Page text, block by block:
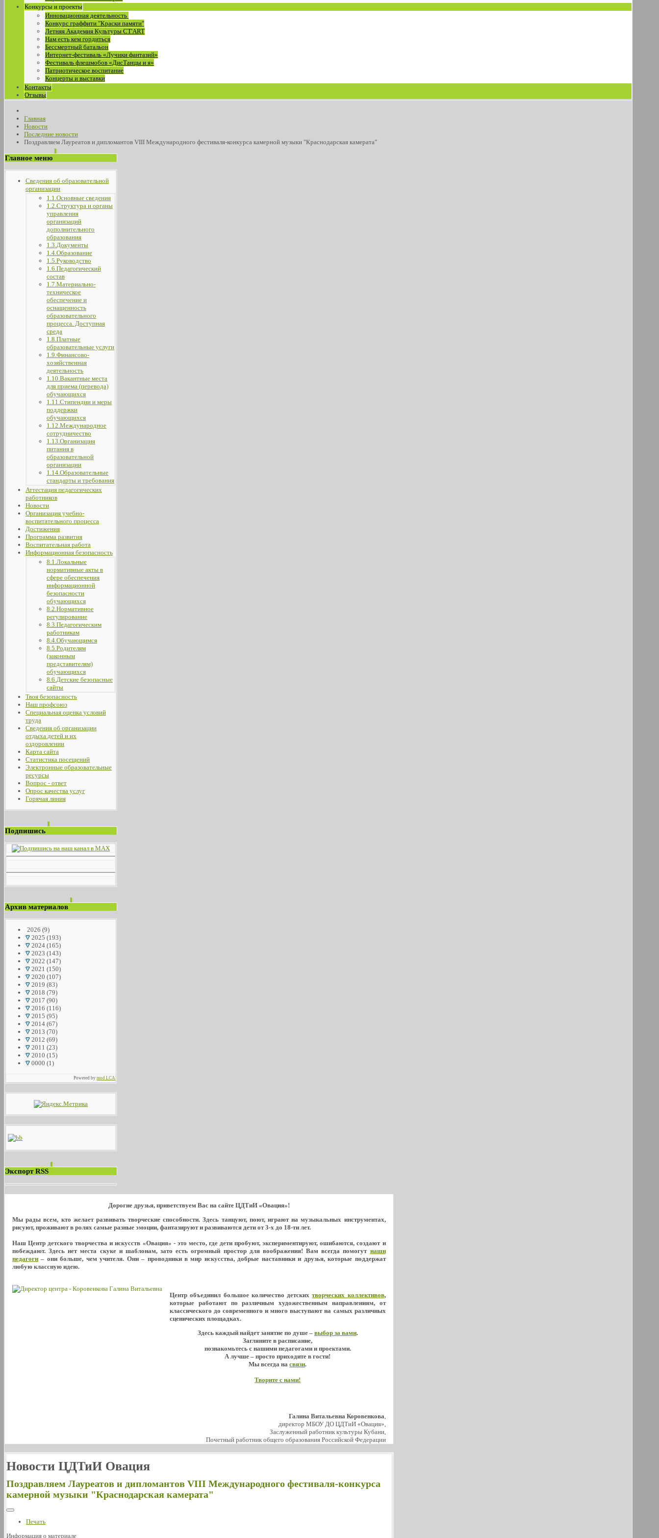
Конкурсы и проекты
Инновационная деятельность
Конкурс граффити "Краски памяти"
Летняя Академия Культуры СТ'ART
Нам есть кем гордиться
Бессмертный батальон
Интернет-фестиваль «Лучики фантазий»
Фестиваль флешмобов «ДисТанцы и я»
Патриотическое воспитание
Концерты и выставки
Контакты
Отзывы
Главная
Новости
Последние новости
Поздравляем Лауреатов и дипломантов VIII Международного фестиваля-конкурса камерной музыки "Краснодарская камерата"
Главное меню
Сведения об образовательной
организации
1.1.Основные сведения
1.2.Структура и органы
управления
организаций
дополнительного
образования
1.3.Документы
1.4.Образование
1.5.Руководство
1.6.Педагогический
состав
1.7.Материально-
техническое
обеспечение и
оснащенность
образовательного
процесса. Доступная
среда
1.8.Платные
образовательные услуги
1.9.Финансово-
хозяйственная
деятельность
1.10.Вакантные места
для приема (перевода)
обучающихся
1.11.Стипендии и меры
поддержки
обучающихся
1.12.Международное
сотрудничество
1.13.Организация
питания в
образовательной
организации
1.14.Образовательные
стандарты и требования
Аттестация педагогических
работников
Новости
Организация учебно-
воспитательного процесса
Достижения
Программа развития
Воспитательная работа
Информационная безопасность
8.1.Локальные
нормативные акты в
сфере обеспечения
информационной
безопасности
обучающихся
8.2.Нормативное
регулирование
8.3.Педагогическим
работникам
8.4.Обучающимся
8.5.Родителям
(законным
представителям)
обучающихся
8.6.Детские безопасные
сайты
Твоя безопасность
Наш профсоюз
Специальная оценка условий
труда
Сведения об организации
отдыха детей и их
оздоровлении
Карта сайта
Статистика посещений
Электронные образовательные
ресурсы
Вопрос - ответ
Опрос качества услуг
Горячая линия
Подпишись
Архив материалов
2026 (9)
2025 (193)
2024 (165)
2023 (143)
2022 (147)
2021 (150)
2020 (107)
2019 (83)
2018 (79)
2017 (90)
2016 (116)
2015 (95)
2014 (67)
2013 (70)
2012 (69)
2011 (23)
2010 (15)
0000 (1)
Powered bymod LCA
Экспорт RSS
Дорогие друзья, приветствуем Вас на сайте ЦДТиИ «Овация»!
Мы рады всем, кто желает развивать творческие способности. Здесь танцуют, поют, играют на музыкальных инструментах,
рисуют, проживают в ролях самые разные эмоции, фантазируют и развиваются дети от 3-х до 18-ти лет.
Наш Центр детского творчества и искусств «Овация» - это место, где дети пробуют, экспериментируют, ошибаются, создают и
побеждают. Здесь нет места скуке и шаблонам, зато есть огромный простор для воображения! Вам всегда помогут наши
педагоги – они больше, чем учителя. Они – проводники в мир искусства, добрые наставники и друзья, которые поддержат
любую классную идею.
Центр объединил большое количество детскихтворческих коллективов,
которые работают по различным художественным направлениям, от
классического до современного и много выступают на самых различных
сценических площадках.
Здесь каждый найдет занятие по душе – выбор за вами.
Загляните в расписание,
познакомьтесь с нашими педагогами и проектами.
А лучше – просто приходите в гости!
Мы всегда насвязи.
Творите с нами!
Галина Витальевна Коровенкова
директор МБОУ ДО ЦДТиИ «Овация»,
Заслуженный работник культуры Кубани,
Почетный работник общего образования Российской Федерации
Новости ЦДТиИ Овация
Поздравляем Лауреатов и дипломантов VIII Международного фестиваля-конкурса
камерной музыки "Краснодарская камерата"
Печать
Информация о материале